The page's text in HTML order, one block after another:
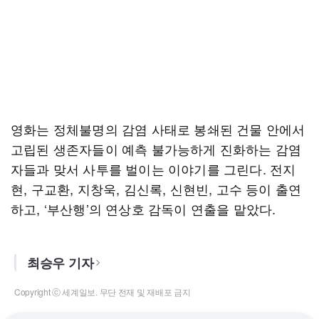
영화는 정체불명의 감염 사태로 봉쇄된 건물 안에서
고립된 생존자들이 예측 불가능하게 진화하는 감염
자들과 맞서 사투를 벌이는 이야기를 그린다. 전지
현, 구교환, 지창욱, 김신록, 신현빈, 고수 등이 출연
하고, ‘부산행’의 연상호 감독이 연출을 맡았다.
최승우 기자
Copyright ⓒ 세계일보. 무단 전재 및 재배포 금지